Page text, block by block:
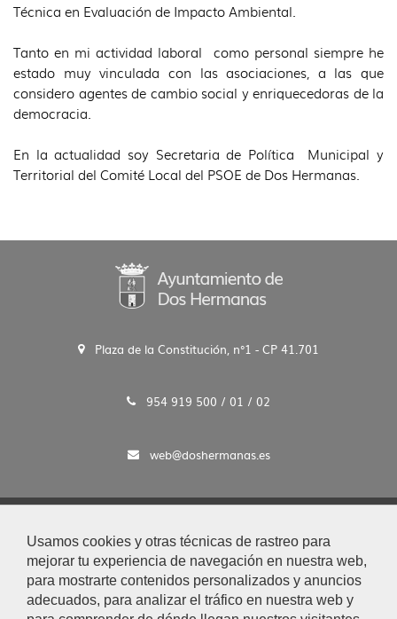
Usamos cookies y otras técnicas de rastreo para
mejorar tu experiencia de navegación en nuestra web,
para mostrarte contenidos personalizados y anuncios
adecuados, para analizar el tráfico en nuestra web y
Técnica en Evaluación de Impacto Ambiental.
Tanto en mi actividad laboral como personal siempre he
estado muy vinculada con las asociaciones, a las que
considero agentes de cambio social y enriquecedoras de la
democracia.
En la actualidad soy Secretaria de Política Municipal y
Territorial del Comité Local del PSOE de Dos Hermanas.
Plaza de la Constitución, n°1 - CP 41.701
954 919 500 / 01 / 02
web@doshermanas.es
Aviso Legal y Protección de Datos
|
Mapa Web
|